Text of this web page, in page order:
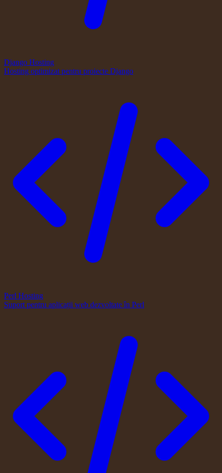
Django Hosting
Hosting optimizat pentru proiecte Django
Perl Hosting
Suport pentru aplicații web dezvoltate în Perl